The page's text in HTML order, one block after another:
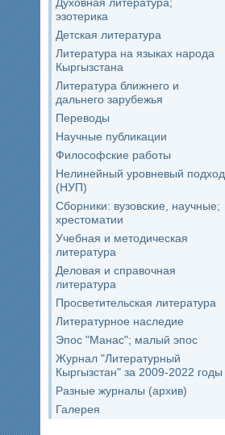
эзотерика
Детская литература
Литература на языках народа
Кыргызстана
Литература ближнего и
дальнего зарубежья
Переводы
Научные публикации
Философские работы
Нелинейный уровневый подход
(НУП)
Сборники: вузовские, научные;
хрестоматии
Учебная и методическая
литература
Деловая и справочная
литература
Просветительская литература
Литературное наследие
Эпос "Манас"; малый эпос
Журнал "Литературный
Кыргызстан" за 2009-2022 годы
Разные журналы (архив)
Галерея